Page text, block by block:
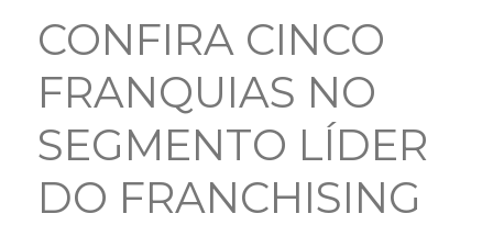
CONFIRA CINCO
FRANQUIAS NO
SEGMENTO LÍDER
DO FRANCHISING